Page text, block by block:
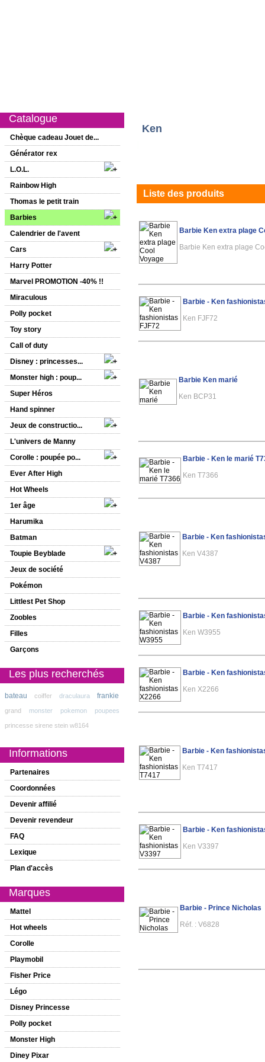
Catalogue
Chèque cadeau Jouet de...
Générator rex
L.O.L.
Rainbow High
Thomas le petit train
Barbies
Calendrier de l'avent
Cars
Harry Potter
Marvel PROMOTION -40% !!
Miraculous
Polly pocket
Toy story
Call of duty
Disney : princesses...
Monster high : poup...
Super Héros
Hand spinner
Jeux de constructio...
L'univers de Manny
Corolle : poupée po...
Ever After High
Hot Wheels
1er âge
Harumika
Batman
Toupie Beyblade
Jeux de société
Pokémon
Littlest Pet Shop
Zoobles
Filles
Garçons
Les plus recherchés
bateau coiffer draculaura frankie
grand monster pokemon poupees
princesse sirene stein w8164
Informations
Partenaires
Coordonnées
Devenir affilié
Devenir revendeur
FAQ
Lexique
Plan d'accès
Marques
Mattel
Hot wheels
Corolle
Playmobil
Fisher Price
Légo
Disney Princesse
Polly pocket
Monster High
Diney Pixar
Ken
Liste des produits
Barbie Ken extra plage
Barbie Ken extra plage
Barbie - Ken
Ken FJF72
Barbie Ken marié
Ken BCP31
Barbie - Ken le marié
Ken T7366
Barbie - Ken
Ken V4387
Barbie - Ken
Ken W3955
Barbie - Ken
Ken X2266
Barbie - Ken
Ken T7417
Barbie - Ken
Ken V3397
Barbie - Prince Nicholas
Réf. : V6828